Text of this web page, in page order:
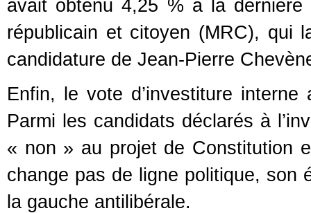
avait obtenu 4,25 % à la dernière
républicain et citoyen (MRC), qui
candidature de Jean-Pierre
Enfin, le vote d’investiture
Parmi les candidats déclarés à
« non » au projet de Constitution
change pas de ligne politique, son
la gauche antilibérale.